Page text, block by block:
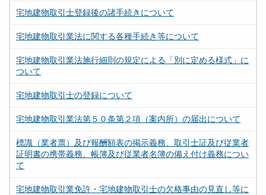
宅地建物取引士登録後の諸手続きについて
宅地建物取引業法に関する各種手続き等について
宅地建物取引業法施行細則の規定による「別に定める様式」に
ついて
宅地建物取引士の登録について
宅地建物取引業法第５０条第２項（案内所）の届出について
標識（業者票）及び報酬額表の掲示義務、取引士証及び従業者
証明書の携帯義務、帳簿及び従業者名簿の備え付け義務につい
て
宅地建物取引業免許・宅地建物取引士の欠格事由の見直し等に